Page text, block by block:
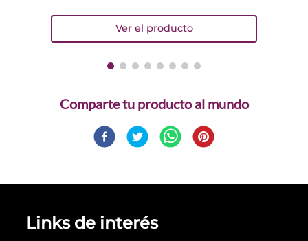
Comparte
Links de interés